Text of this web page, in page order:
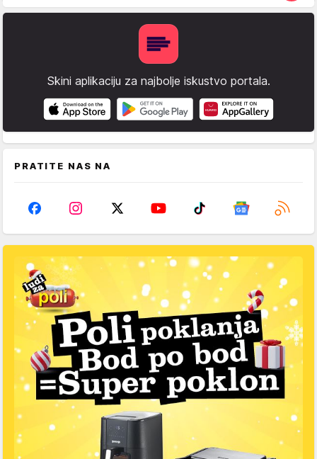
Skini aplikaciju za najbolje iskustvo portala.
PRATITE NAS NA